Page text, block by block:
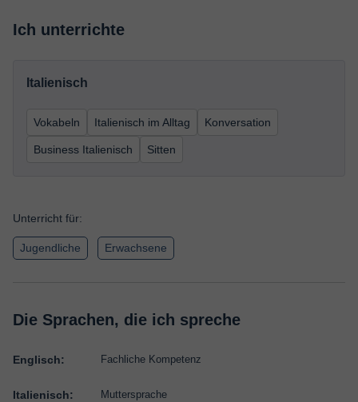
Ich unterrichte
Italienisch
Vokabeln Italienisch im Alltag Konversation
Business Italienisch Sitten
Unterricht für:
Jugendliche Erwachsene
Die Sprachen, die ich spreche
Englisch: Fachliche Kompetenz
Italienisch: Muttersprache